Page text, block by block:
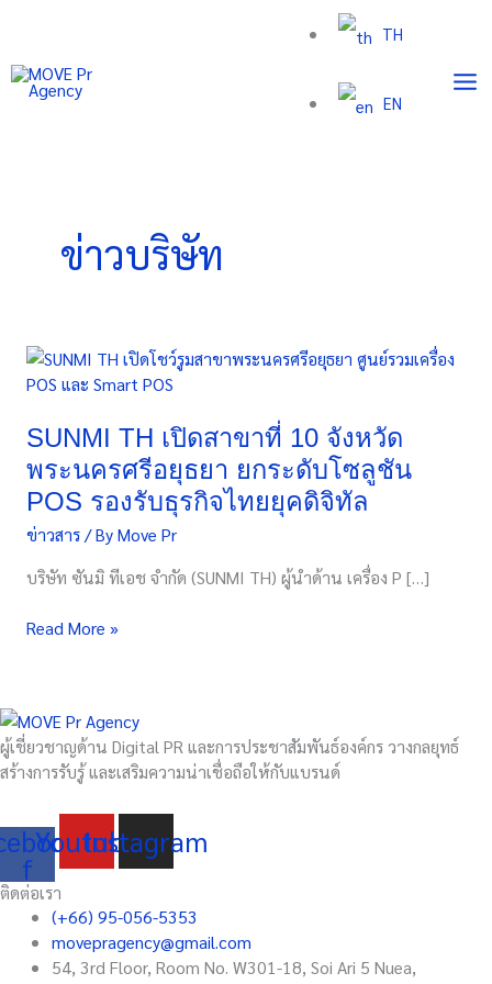
content
TH
EN
ข่าวบริษัท
SUNMI TH เปิดสาขาที่ 10 จังหวัด
พระนครศรีอยุธยา ยกระดับโซลูชัน
POS รองรับธุรกิจไทยยุคดิจิทัล
ข่าวสาร/ ByMove Pr
บริษัท ซันมิ ทีเอช จำกัด (SUNMI TH) ผู้นำด้าน เครื่อง P […]
SUNMI
TH
สาขา
ที่
10
จังหวัด
พระนครศรีอยุธยา
ระดับ
POS
ไทย
ยุค
ดิจิทัล
Read More »
ผู้เชี่ยวชาญด้าน Digital PR และการประชาสัมพันธ์องค์กร วางกลยุทธ์
สร้างการรับรู้ และเสริมความน่าเชื่อถือให้กับแบรนด์
f
Youtube
Instagram
ติดต่อเรา
(+66) 95-056-5353
movepragency@gmail.com
54, 3rd Floor, Room No. W301-18, Soi Ari 5 Nuea,